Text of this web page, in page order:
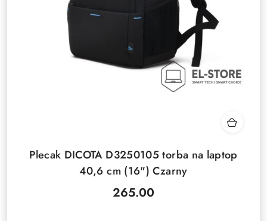
Plecak DICOTA D3250105 torba na laptop
40,6 cm (16") Czarny
Cena:
265.00